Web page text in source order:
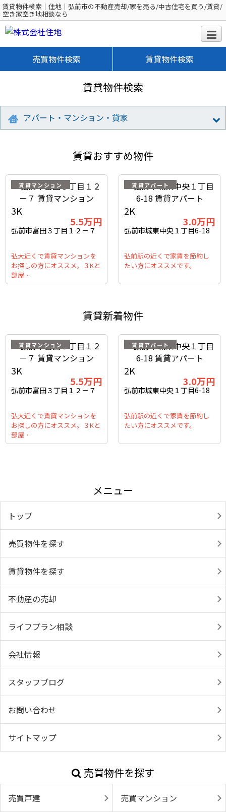
賃貸物件検索｜住地｜弘前市の不動産売却/家を売る/中古住宅を買う/賃貸/
空き家空き地相談なら
売買物件検索 賃貸物件検索
賃貸物件検索
アパート・マンション・貸家
賃貸おすすめ物件
賃貸マンション
3K
5.5万円
弘前市富田３丁目１２－７
弘大近くで賃貸マンションを
お探しの方にオススメ。３Kと
部屋…
賃貸アパート
2K
3.0万円
弘前市城東中央１丁目6-18
弘前駅の近くで家賃を節約し
たい方にオススメです。
賃貸新着物件
賃貸マンション
3K
5.5万円
弘前市富田３丁目１２－７
弘大近くで賃貸マンションを
お探しの方にオススメ。３Kと
部屋…
賃貸アパート
2K
3.0万円
弘前市城東中央１丁目6-18
弘前駅の近くで家賃を節約し
たい方にオススメです。
メニュー
トップ
売買物件を探す
賃貸物件を探す
不動産の売却
ライフプラン相談
会社情報
スタッフブログ
お問い合わせ
サイトマップ
売買物件を探す
売買戸建 売買マンション